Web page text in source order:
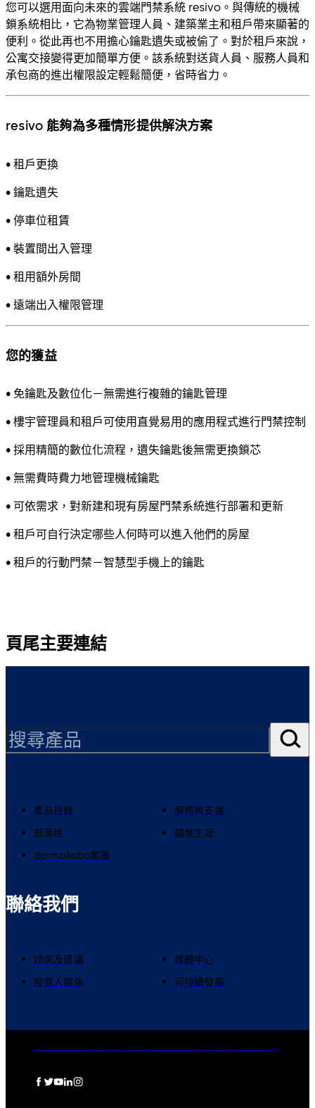
您可以選用面向未來的雲端門禁系統 resivo。與傳統的機械
鎖系統相比，它為物業管理人員、建築業主和租戶帶來顯著的
便利。從此再也不用擔心鑰匙遺失或被偷了。對於租戶來說，
公寓交接變得更加簡單方便。該系統對送貨人員、服務人員和
承包商的進出權限設定輕鬆簡便，省時省力。
resivo 能夠為多種情形提供解決方案
• 租戶更換
• 鑰匙遺失
• 停車位租賃
• 裝置間出入管理
• 租用額外房間
• 遠端出入權限管理
您的獲益
• 免鑰匙及數位化－無需進行複雜的鑰匙管理
• 樓宇管理員和租戶可使用直覺易用的應用程式進行門禁控制
• 採用精簡的數位化流程，遺失鑰匙後無需更換鎖芯
• 無需費時費力地管理機械鑰匙
• 可依需求，對新建和現有房屋門禁系統進行部署和更新
• 租戶可自行決定哪些人何時可以進入他們的房屋
• 租戶的行動門禁－智慧型手機上的鑰匙
頁尾主要連結
產品目錄
服務與支援
部落格
職業生涯
dormakaba集團
聯絡我們
諮詢及建議
媒體中心
投資人關係
可持續發展